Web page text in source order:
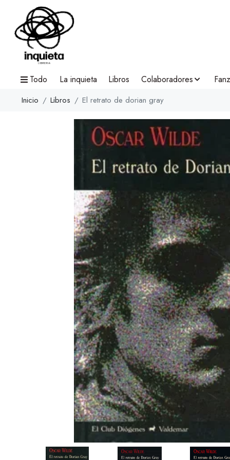
Todo La inquieta Libros Colaboradores
Inicio Libros El retrato de dorian gray